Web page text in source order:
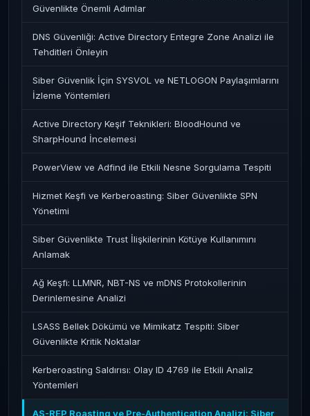
Güvenlikte Önemli Adımlar
DNS Güvenliği: Active Directory Entegre Zone Analizi ile
Tehditleri Önleyin
Siber Güvenlik İçin SYSVOL ve NETLOGON Paylaşımlarını
İzleme Yöntemleri
Active Directory Keşif Teknikleri: BloodHound ve
SharpHound İncelemesi
PowerView ve Adfind ile Etkili Nesne Sorgulama Tespiti
Hizmet Keşfi ve Kerberoasting: Siber Güvenlikte SPN
Yönetimi
Siber Güvenlikte Trust İlişkilerinin Kötüye Kullanımını
Anlamak
Ağ Keşfi: LLMNR, NBT-NS ve mDNS Protokollerinin
Derinlemesine Analizi
LSASS Bellek Dökümü ve Mimikatz Tespiti: Siber
Güvenlikte Kritik Noktalar
Kerberoasting Saldırısı: Olay ID 4769 ile Etkili Analiz
Yöntemleri
AS-REP Roasting ve Pre-Authentication Analizi: Siber